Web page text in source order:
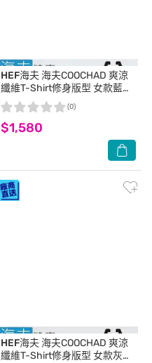
HEF海夫 海夫COOCHAD 爽涼
纖維T-Shirt修身版型 女款藍綠
(Cupro158-006)M
$1,580
(0)
HEF海夫 海夫COOCHAD 爽涼
纖維T-Shirt修身版型 女款灰